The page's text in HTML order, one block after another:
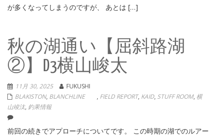
が多くなってしまうのですが、 あとは […]
秋の湖通い【屈斜路湖
②】D3横山峻太
11月 30, 2025
FUKUSHI
BLAKISTON, BLANCHLINE , FIELD REPORT, KAID, STUFF ROOM, 横
山竣汰, 釣果情報
前回の続きでアプローチについてです。 この時期の湖でのルアー